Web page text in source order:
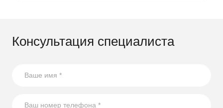
Консультация специалиста